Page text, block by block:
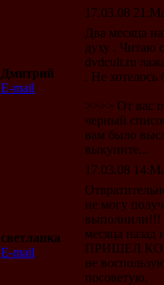
Дмитрий
E-mail
17.03.08
Два месяца
духу . Читаю
dvdcult.ru
. Не хотелось
>>>> От вас
черный
вам было
выкупите...
светланка
E-mail
17.03.08
не могу
выполнили!!!
месяца
ПРИШЕЛ
не
посоветую.